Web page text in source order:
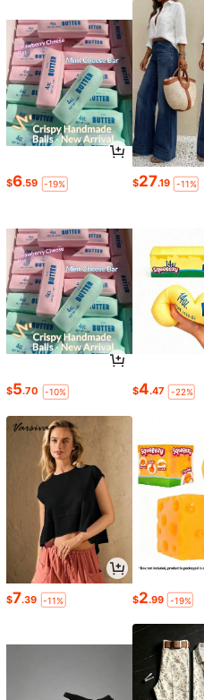
$6.59 -19% $27.19 -11%
$5.70 -10% $4.47 -22%
$7.39 -11% $2.99 -19%